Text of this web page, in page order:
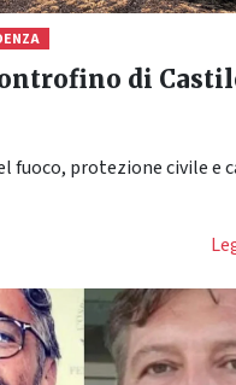
di
fuoco, protezione civile e